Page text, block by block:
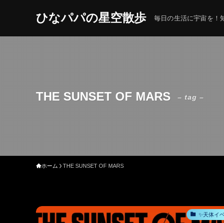
ひなパパの星空散歩 毎日の生活に宇宙を！
THE SUNSET OF MARS – tag –
ホーム THE SUNSET OF MARS
✨天体イ